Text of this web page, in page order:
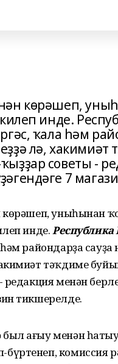
көрәшеп,
килеп инде.
ҡала һәм
лә, хакимиәт
советы -
7
көрәшеп, уныһынан
инде.
райондарҙа
тәҡдиме
менән
тикшерелде.
ағыу менән һатыу
комиссия